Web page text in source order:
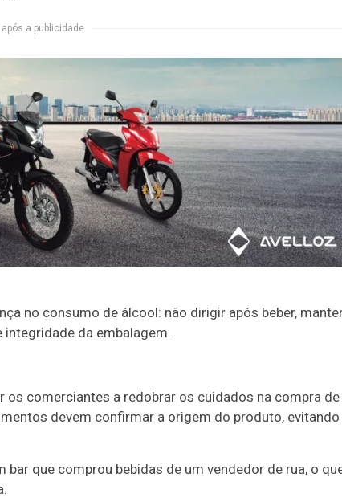
a publicidade
no consumo de álcool: não dirigir após beber,
da embalagem.
comerciantes a redobrar os cuidados na compra de
devem confirmar a origem do produto, evitando
que comprou bebidas de um vendedor de rua, o